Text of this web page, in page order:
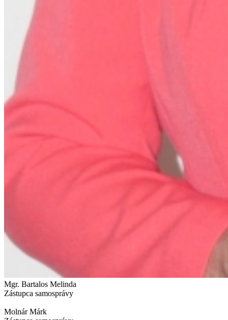
Mgr. Bartalos Melinda
Zástupca samosprávy
Molnár Márk